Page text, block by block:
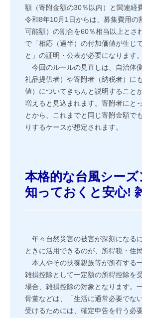
お問合せ
事務所通信
早期経営改善計画の策定支援
FX4クラウド
グループ通算（有利・不利）判定
補助金・助成金・融資情報
経営者お役立ち情報
経営者オススメ情報
税務カレンダー
税務Q&A
経営革新等支援機関とは
額（寄附金額の30％以内）と関連経
令和8年10月1日からは、募集費用
可能額）の割合を60％相当以上とさ
で「相応（過半）の付加価値が生じ
と」の証明・公表が必要になります。
今回のルールの見直しは、自治体
礼品提供者）や寄附者（納税者）に
値）についてきちんと説明すること
増えると見込まれます。寄附者にと
とから、これまでと同じ寄附金額で
りするケースが想定されます。
本格的な台風シー
知っておくと安心!
年々自然災害の被害が深刻になる
ときに活用できるのが、所得税・住
本人やその扶養親族等が所有する
雑損控除として一定額の所得控除を
場合、雑損控除の対象となります。
骨董などは、「生活に通常必要でな
受けるためには、確定申告を行う必